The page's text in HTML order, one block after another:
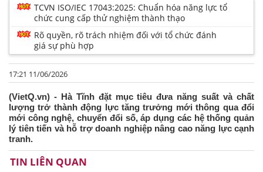
TCVN ISO/IEC 17043:2025: Chuẩn hóa năng lực tổ
chức cung cấp thử nghiệm thành thạo
Rõ quyền, rõ trách nhiệm đối với tổ chức đánh
giá sự phù hợp
17:21 11/06/2026
(VietQ.vn) - Hà Tĩnh đặt mục tiêu đưa năng suất và chất
lượng trở thành động lực tăng trưởng mới thông qua đổi
mới công nghệ, chuyển đổi số, áp dụng các hệ thống quản
lý tiên tiến và hỗ trợ doanh nghiệp nâng cao năng lực cạnh
tranh.
TIN LIÊN QUAN